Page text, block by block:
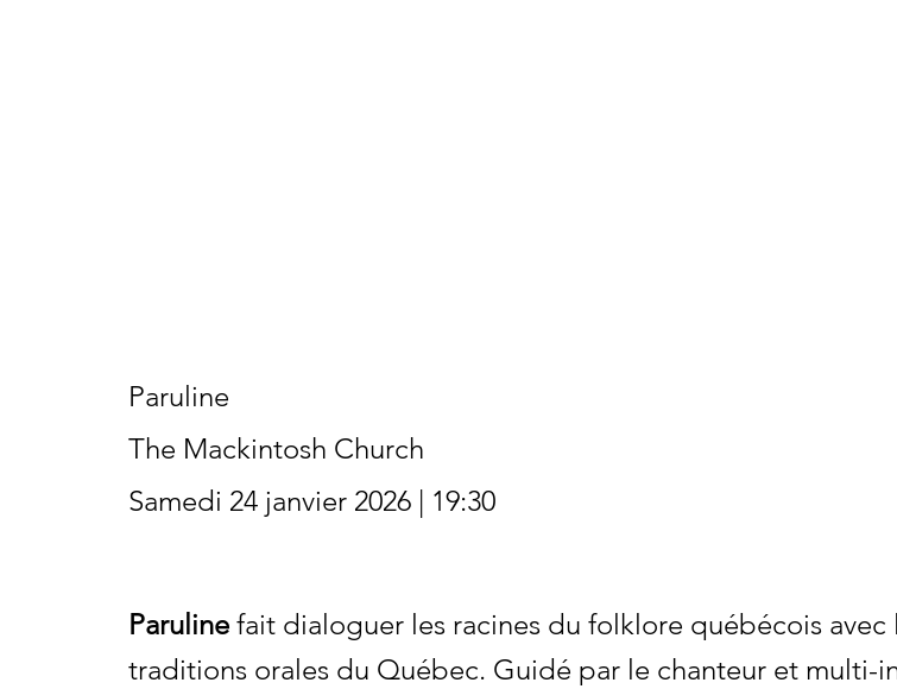
Paruline
The Mackintosh Church
Samedi 24 janvier 2026 | 19:30
Parulinefait dialoguer les racines du folklore québécois avec
traditions orales du Québec. Guidé par le chanteur et multi-